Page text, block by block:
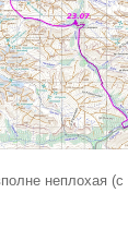
неплохая